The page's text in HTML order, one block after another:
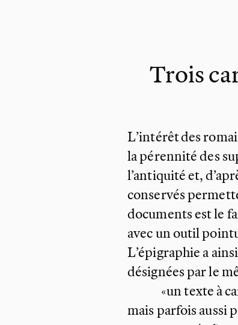
Trois
L’intérêt des
la pérennité des
l’antiquité et,
conservés
documents est le
avec un outil
L’épigraphie a
désignées par le
«un texte à
mais parfois aussi